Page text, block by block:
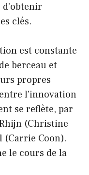
clés.
est constante
berceau et
propres
l’innovation
se reflète, par
(Christine
(Carrie Coon).
le cours de la